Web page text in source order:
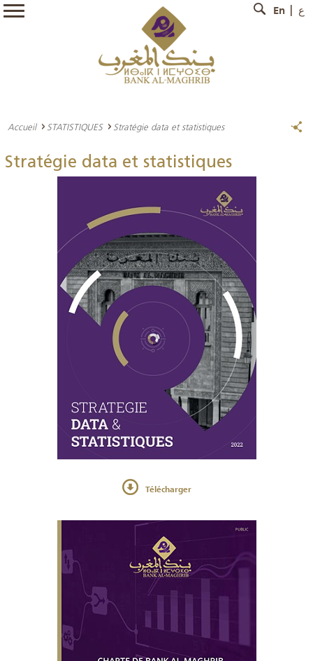
En ع
Accueil STATISTIQUES Stratégie data et statistiques
Stratégie data et statistiques
Télécharger